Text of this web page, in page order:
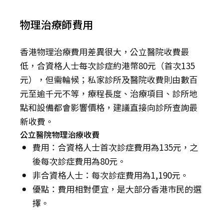
物理治療師費用
香港物理治療費用差異很大，公立醫院收費最
低，合資格人士每次診症約港幣80元（首次135
元），但需輪候；私家診所及醫院收費則由數百
元至逾千元不等，療程長度、治療項目、診所地
點和設備都會影響價格，建議直接向診所查詢最
新收費。
公立醫院物理治療收費
費用：合資格人士首次診症費用為135元，之
後每次診症費用為80元。
非合資格人士：每次診症費用為1,190元。
優點：費用相對便宜，是大部分香港市民的選
擇。